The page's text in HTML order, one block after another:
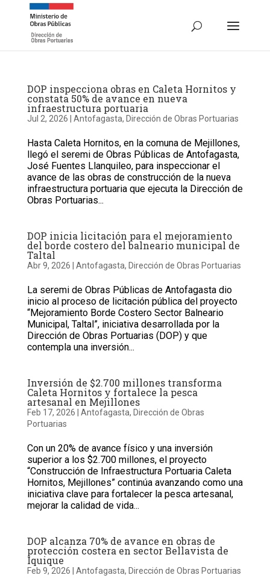
DOP inspecciona obras en Caleta Hornitos y
constata 50% de avance en nueva
infraestructura portuaria
Jul 2, 2026 Antofagasta, Dirección de Obras Portuarias
Hasta Caleta Hornitos, en la comuna de Mejillones,
llegó el seremi de Obras Públicas de Antofagasta,
José Fuentes Llanquileo, para inspeccionar el
avance de las obras de construcción de la nueva
infraestructura portuaria que ejecuta la Dirección de
Obras Portuarias...
DOP inicia licitación para el mejoramiento
del borde costero del balneario municipal de
Taltal
Abr 9, 2026 Antofagasta, Dirección de Obras Portuarias
La seremi de Obras Públicas de Antofagasta dio
inicio al proceso de licitación pública del proyecto
“Mejoramiento Borde Costero Sector Balneario
Municipal, Taltal”, iniciativa desarrollada por la
Dirección de Obras Portuarias (DOP) y que
contempla una inversión...
Inversión de $2.700 millones transforma
Caleta Hornitos y fortalece la pesca
artesanal en Mejillones
Feb 17, 2026 Antofagasta, Dirección de Obras
Portuarias
Con un 20% de avance físico y una inversión
superior a los $2.700 millones, el proyecto
“Construcción de Infraestructura Portuaria Caleta
Hornitos, Mejillones” continúa avanzando como una
iniciativa clave para fortalecer la pesca artesanal,
mejorar la calidad de vida...
DOP alcanza 70% de avance en obras de
protección costera en sector Bellavista de
Iquique
Feb 9, 2026 Antofagasta, Dirección de Obras Portuarias